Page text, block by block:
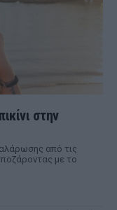
στην
από τις
με το